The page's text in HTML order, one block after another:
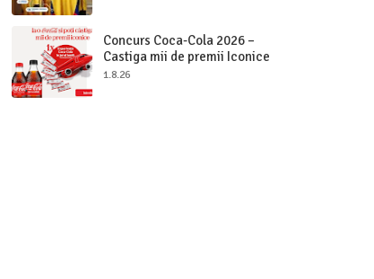
Concurs Coca-Cola 2026 –
Castiga mii de premii Iconice
1.8.26